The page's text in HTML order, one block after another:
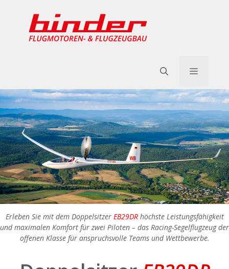
springen
Menü
Erleben Sie mit dem Doppelsitzer EB29DRhöchste Leistungsfähigkeit
und maximalen Komfort für zwei Piloten – das Racing-Segelflugzeug der
offenen Klasse für anspruchsvolle Teams und Wettbewerbe.